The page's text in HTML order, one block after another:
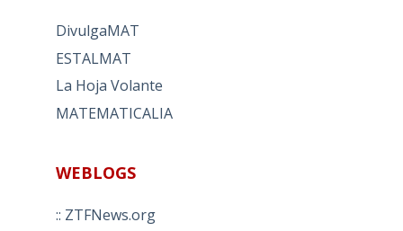
DivulgaMAT
ESTALMAT
La Hoja Volante
MATEMATICALIA
WEBLOGS
:: ZTFNews.org